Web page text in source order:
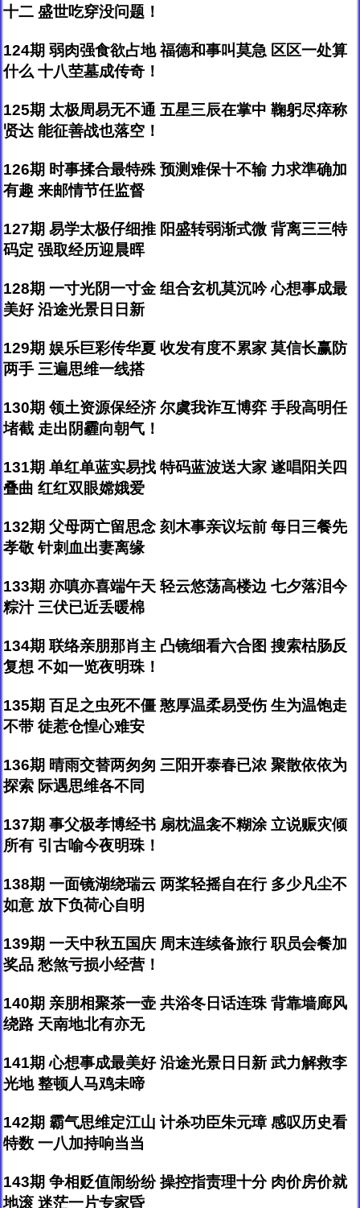
十二 盛世吃穿没问题！
124期 弱肉强食欲占地 福德和事叫莫急 区区一处算
什么 十八茔墓成传奇！
125期 太极周易无不通 五星三辰在掌中 鞠躬尽瘁称
贤达 能征善战也落空！
126期 时事揉合最特殊 预测难保十不输 力求準确加
有趣 来邮情节任监督
127期 易学太极仔细推 阳盛转弱渐式微 背离三三特
码定 强取经历迎晨晖
128期 一寸光阴一寸金 组合玄机莫沉吟 心想事成最
美好 沿途光景日日新
129期 娱乐巨彩传华夏 收发有度不累家 莫信长赢防
两手 三遍思维一线搭
130期 领土资源保经济 尔虞我诈互博弈 手段高明任
堵截 走出阴霾向朝气！
131期 单红单蓝实易找 特码蓝波送大家 遂唱阳关四
叠曲 红红双眼嫦娥爱
132期 父母两亡留思念 刻木事亲议坛前 每日三餐先
孝敬 针刺血出妻离缘
133期 亦嗔亦喜端午天 轻云悠荡高楼边 七夕落泪今
粽汁 三伏已近丢暖棉
134期 联络亲朋那肖主 凸镜细看六合图 搜索枯肠反
复想 不如一览夜明珠！
135期 百足之虫死不僵 憨厚温柔易受伤 生为温饱走
不带 徒惹仓惶心难安
136期 晴雨交替两匆匆 三阳开泰春已浓 聚散依依为
探索 际遇思维各不同
137期 事父极孝博经书 扇枕温衾不糊涂 立说赈灾倾
所有 引古喻今夜明珠！
138期 一面镜湖绕瑞云 两桨轻摇自在行 多少凡尘不
如意 放下负荷心自明
139期 一天中秋五国庆 周末连续备旅行 职员会餐加
奖品 愁煞亏损小经营！
140期 亲朋相聚茶一壶 共浴冬日话连珠 背靠墙廊风
绕路 天南地北有亦无
141期 心想事成最美好 沿途光景日日新 武力解救李
光地 整顿人马鸡未啼
142期 霸气思维定江山 计杀功臣朱元璋 感叹历史看
特数 一八加持响当当
143期 争相贬值闹纷纷 操控指责理十分 肉价房价就
地滚 迷茫一片专家昏